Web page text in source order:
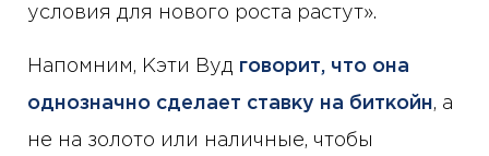
условия для нового роста растут».
Напомним, Кэти Вуд говорит, что она
однозначно сделает ставку на биткойн, а
не на золото или наличные, чтобы